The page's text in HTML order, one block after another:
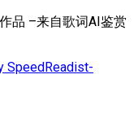
品 –来自歌词AI鉴赏
SpeedReadist-